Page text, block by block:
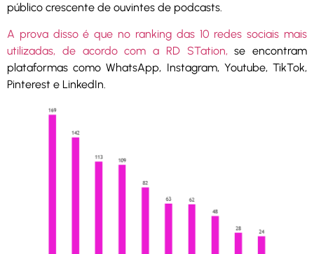
público crescente de ouvintes de podcasts.
A prova disso é que no ranking das 10 redes sociais mais
utilizadas, de acordo com a RD STation, se encontram
plataformas como WhatsApp, Instagram, Youtube, TikTok,
Pinterest e LinkedIn.